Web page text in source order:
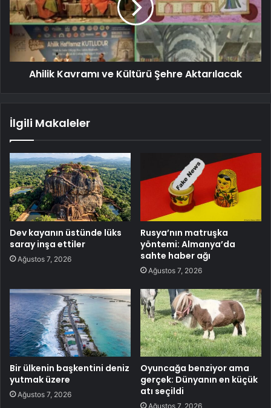
Ahilik Kavramı ve Kültürü Şehre Aktarılacak
İlgili Makaleler
Dev kayanın üstünde lüks
saray inşa ettiler
Ağustos 7, 2026
Rusya’nın matruşka
yöntemi: Almanya’da
sahte haber ağı
Ağustos 7, 2026
Bir ülkenin başkentini deniz
yutmak üzere
Ağustos 7, 2026
Oyuncağa benziyor ama
gerçek: Dünyanın en küçük
atı seçildi
Ağustos 7, 2026